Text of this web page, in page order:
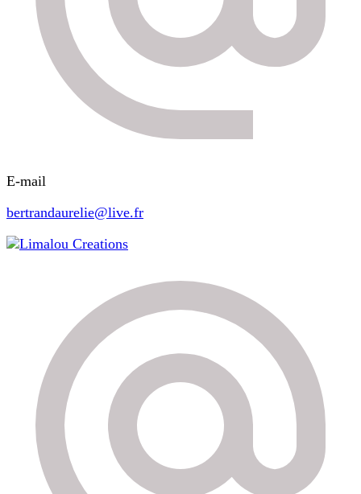
E-mail
bertrandaurelie@live.fr
Limalou Creations